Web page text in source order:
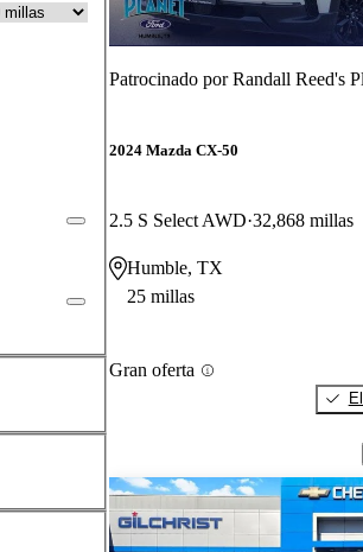
Patrocinado porRandall Reed's
2024 Mazda CX-50
2.5 S Select AWD 32,868 millas
Humble, TX
25 millas
Gran oferta